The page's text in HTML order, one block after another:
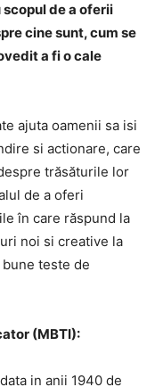
scopul de a oferii
cine sunt, cum se
a fi o cale
ajuta oamenii sa isi
si actionare, care
trăsăturile lor
de a oferi
în care răspund la
noi si creative la
teste de
(MBTI):
in anii 1940 de